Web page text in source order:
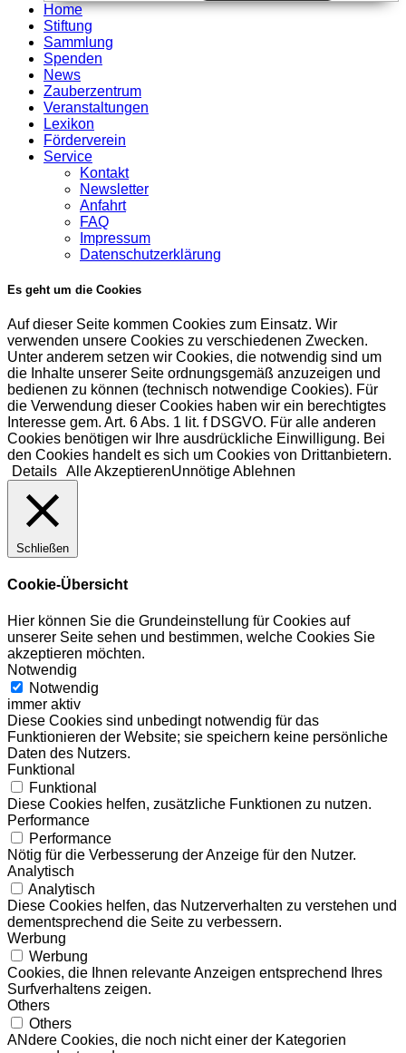
Home
Stiftung
Sammlung
Spenden
News
Zauberzentrum
Veranstaltungen
Lexikon
Förderverein
Service
Kontakt
Newsletter
Anfahrt
FAQ
Impressum
Datenschutzerklärung
Es geht um die Cookies
Auf dieser Seite kommen Cookies zum Einsatz. Wir
verwenden unsere Cookies zu verschiedenen Zwecken.
Unter anderem setzen wir Cookies, die notwendig sind um
die Inhalte unserer Seite ordnungsgemäß anzuzeigen und
bedienen zu können (technisch notwendige Cookies). Für
die Verwendung dieser Cookies haben wir ein berechtigtes
Interesse gem. Art. 6 Abs. 1 lit. f DSGVO. Für alle anderen
Cookies benötigen wir Ihre ausdrückliche Einwilligung. Bei
den Cookies handelt es sich um Cookies von Drittanbietern.
Details Alle AkzeptierenUnnötige Ablehnen
Schließen
Cookie-Übersicht
Hier können Sie die Grundeinstellung für Cookies auf
unserer Seite sehen und bestimmen, welche Cookies Sie
akzeptieren möchten.
Notwendig
Notwendig
immer aktiv
Diese Cookies sind unbedingt notwendig für das
Funktionieren der Website; sie speichern keine persönliche
Daten des Nutzers.
Funktional
Funktional
Diese Cookies helfen, zusätzliche Funktionen zu nutzen.
Performance
Performance
Nötig für die Verbesserung der Anzeige für den Nutzer.
Analytisch
Analytisch
Diese Cookies helfen, das Nutzerverhalten zu verstehen und
dementsprechend die Seite zu verbessern.
Werbung
Werbung
Cookies, die Ihnen relevante Anzeigen entsprechend Ihres
Surfverhaltens zeigen.
Others
Others
ANdere Cookies, die noch nicht einer der Kategorien